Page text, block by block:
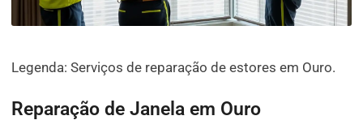
Legenda: Serviços de reparação de estores em Ouro.
Reparação de Janela em Ouro